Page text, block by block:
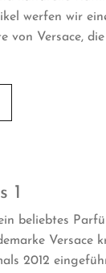
werfen wir
von Versace,
1
beliebtes
Versace
2012